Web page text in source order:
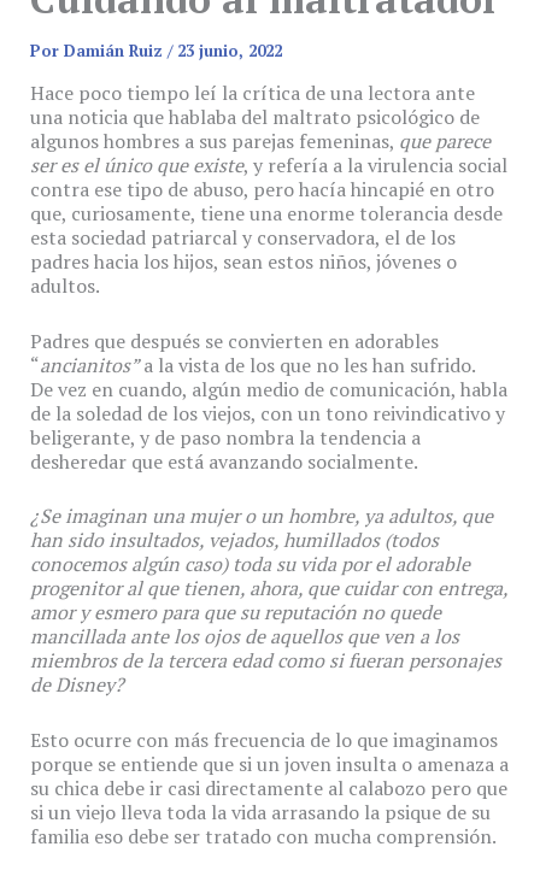
Por Damián Ruiz / 23 junio, 2022
Hace poco tiempo leí la crítica de una lectora ante
una noticia que hablaba del maltrato psicológico de
algunos hombres a sus parejas femeninas, que parece
ser es el único que existe, y refería a la virulencia social
contra ese tipo de abuso, pero hacía hincapié en otro
que, curiosamente, tiene una enorme tolerancia desde
esta sociedad patriarcal y conservadora, el de los
padres hacia los hijos, sean estos niños, jóvenes o
adultos.
Padres que después se convierten en adorables
“ancianitos”a la vista de los que no les han sufrido.
De vez en cuando, algún medio de comunicación, habla
de la soledad de los viejos, con un tono reivindicativo y
beligerante, y de paso nombra la tendencia a
desheredar que está avanzando socialmente.
¿Se imaginan una mujer o un hombre, ya adultos, que
han sido insultados, vejados, humillados (todos
conocemos algún caso) toda su vida por el adorable
progenitor al que tienen, ahora, que cuidar con entrega,
amor y esmero para que su reputación no quede
mancillada ante los ojos de aquellos que ven a los
miembros de la tercera edad como si fueran personajes
de Disney?
Esto ocurre con más frecuencia de lo que imaginamos
porque se entiende que si un joven insulta o amenaza a
su chica debe ir casi directamente al calabozo pero que
si un viejo lleva toda la vida arrasando la psique de su
familia eso debe ser tratado con mucha comprensión.